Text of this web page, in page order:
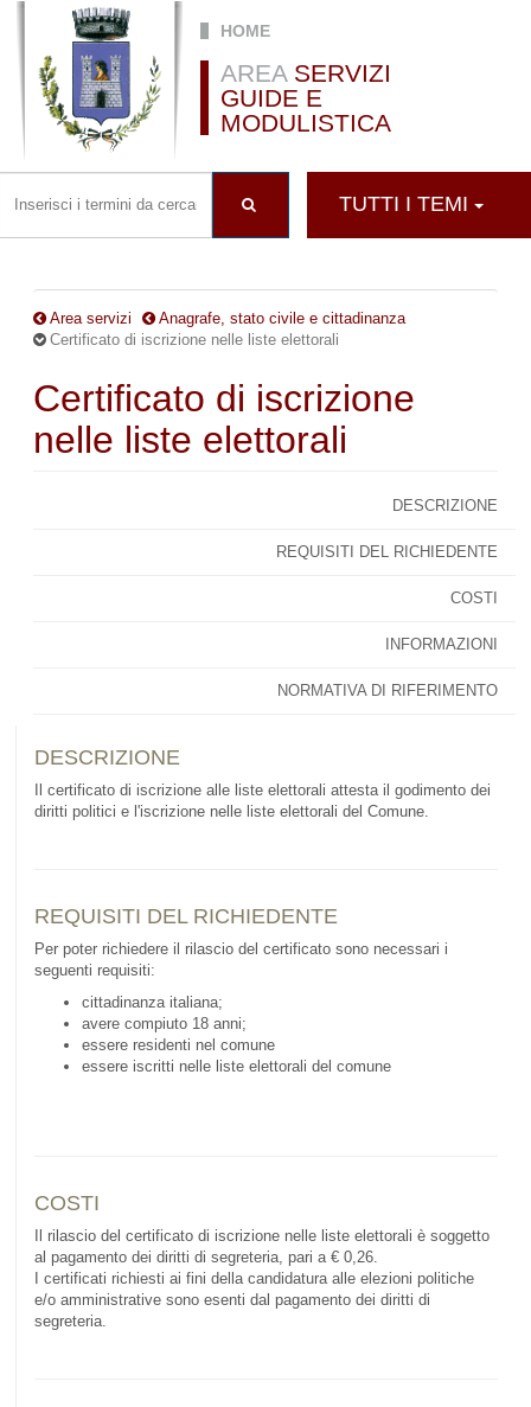
Salta al contenuto principale
HOME
AREASERVIZI
GUIDE E
MODULISTICA
TUTTI I TEMI
Area servizi
Anagrafe, stato civile e cittadinanza
Certificato di iscrizione nelle liste elettorali
Certificato di iscrizione
nelle liste elettorali
DESCRIZIONE
REQUISITI DEL RICHIEDENTE
COSTI
INFORMAZIONI
NORMATIVA DI RIFERIMENTO
DESCRIZIONE
Il certificato di iscrizione alle liste elettorali attesta il godimento dei
diritti politici e l'iscrizione nelle liste elettorali del Comune.
REQUISITI DEL RICHIEDENTE
Per poter richiedere il rilascio del certificato sono necessari i
seguenti requisiti:
cittadinanza italiana;
avere compiuto 18 anni;
essere residenti nel comune
essere iscritti nelle liste elettorali del comune
COSTI
Il rilascio del certificato di iscrizione nelle liste elettorali è soggetto
al pagamento dei diritti di segreteria, pari a € 0,26.
I certificati richiesti ai fini della candidatura alle elezioni politiche
e/o amministrative sono esenti dal pagamento dei diritti di
segreteria.